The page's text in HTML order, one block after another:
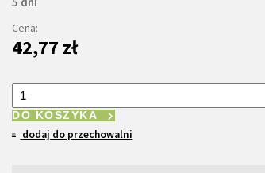
Cena:
42,77 zł
DO KOSZYKA
dodaj do przechowalni